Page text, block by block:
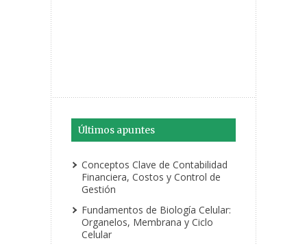
Últimos apuntes
Conceptos Clave de Contabilidad
Financiera, Costos y Control de
Gestión
Fundamentos de Biología Celular:
Organelos, Membrana y Ciclo
Celular